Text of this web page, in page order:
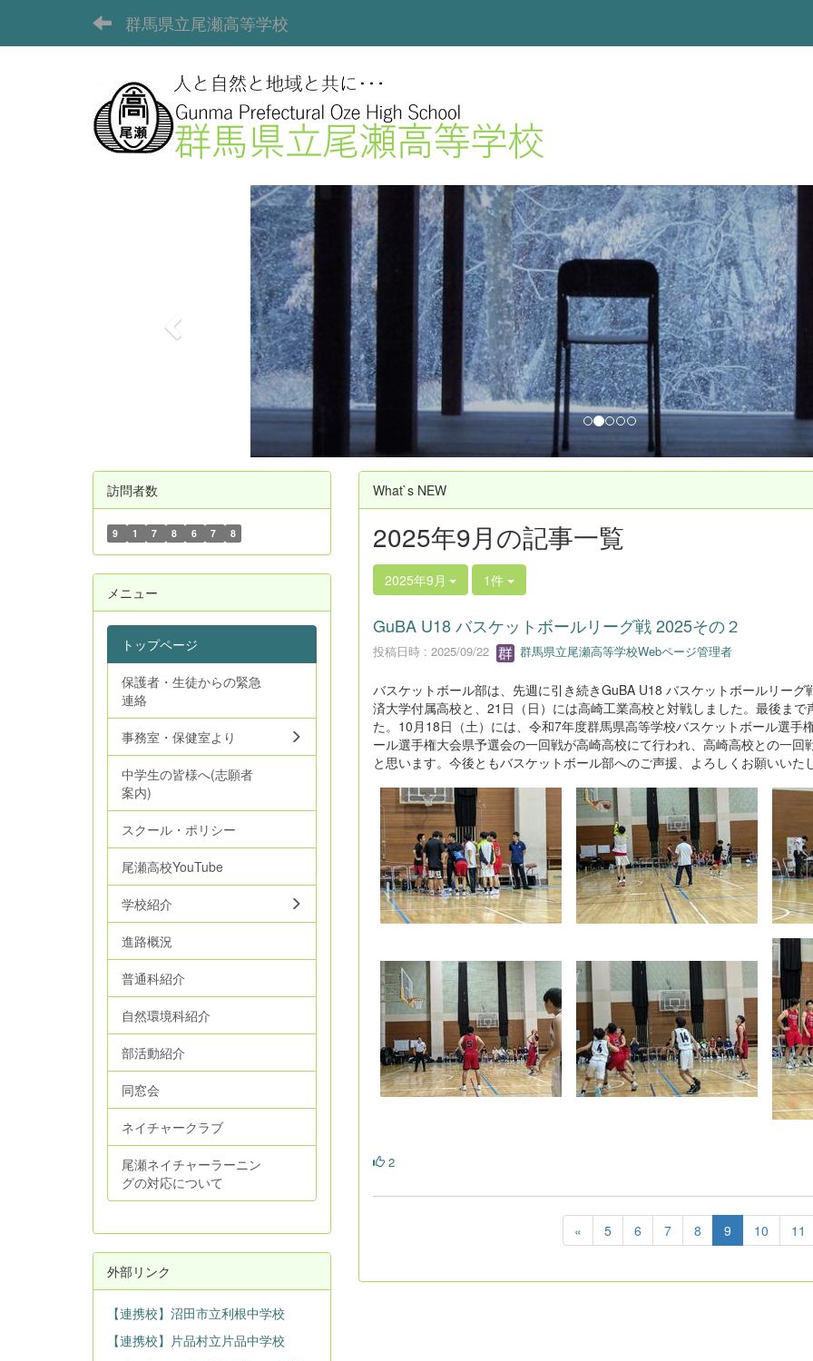
群馬県立尾瀬高等学校
o
u
What`s NEW
2025年9月の記事一覧
2025年9月 1件
GuBA U18 バスケットボールリーグ戦 2025その２
投稿日時 : 2025/09/22 群馬県立尾瀬高等学校Webページ管理者
バスケットボール部は、先週に引き続きGuBA U18 バスケットボールリー
済大学付属高校と、21日（日）には高崎工業高校と対戦しました。最後ま
た。10月18日（土）には、令和7年度群馬県高等学校バスケットボール選
ール選手権大会県予選会の一回戦が高崎高校にて行われ、高崎高校との一
と思います。今後ともバスケットボール部へのご声援、よろしくお願いいた
2
« 5 6 7 8 9 10 11
訪問者数
9 1 7 8 6 7 8
メニュー
トップページ
保護者・生徒からの緊急
連絡
事務室・保健室より
中学生の皆様へ(志願者
案内)
スクール・ポリシー
尾瀬高校YouTube
学校紹介
進路概況
普通科紹介
自然環境科紹介
部活動紹介
同窓会
ネイチャークラブ
尾瀬ネイチャーラーニン
グの対応について
外部リンク
【連携校】沼田市立利根中学校
【連携校】片品村立片品中学校